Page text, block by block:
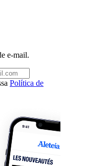
e-mail.
Política de